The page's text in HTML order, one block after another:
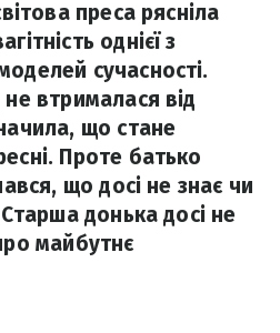
преса рясніла
однієї з
сучасності.
втрималася від
що стане
Проте батько
що досі не знає чи
донька досі не
майбутнє